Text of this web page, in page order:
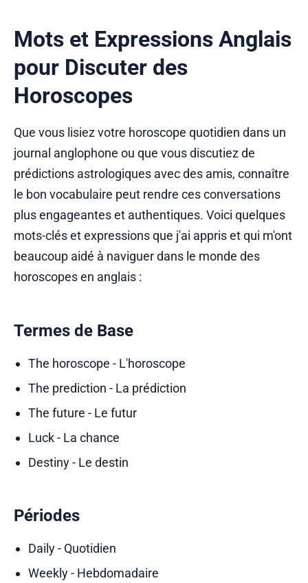
Mots et Expressions Anglais
pour Discuter des
Horoscopes
Que vous lisiez votre horoscope quotidien dans un
journal anglophone ou que vous discutiez de
prédictions astrologiques avec des amis, connaître
le bon vocabulaire peut rendre ces conversations
plus engageantes et authentiques. Voici quelques
mots-clés et expressions que j'ai appris et qui m'ont
beaucoup aidé à naviguer dans le monde des
horoscopes en anglais :
Termes de Base
The horoscope - L'horoscope
The prediction - La prédiction
The future - Le futur
Luck - La chance
Destiny - Le destin
Périodes
Daily - Quotidien
Weekly - Hebdomadaire